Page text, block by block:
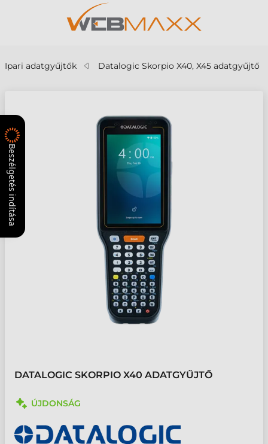
Ipari adatgyűjtők Datalogic Skorpio X40, X45 adatgyűjtő
DATALOGIC SKORPIO X40 ADATGYŰJTŐ
ÚJDONSÁG
Beszélgetés indítása